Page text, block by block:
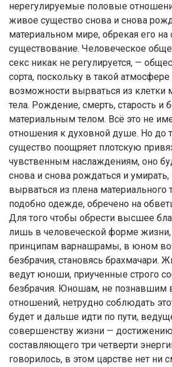
нерегулируемые половые
живое существо снова и снова
материальном мире, обрекая его на
существование. Человеческое
секс никак не регулируется, —
сорта, поскольку в такой
возможности вырваться из клетки
тела. Рождение, смерть, старость и
материальным телом. Всё это не
отношения к духовной душе. Но до
существо поощряет плотскую
чувственным наслаждениям, оно
снова и снова рождаться и умирать,
вырваться из плена материального
подобно одежде, обречено на
Для того чтобы обрести высшее
лишь в человеческой форме
принципам варнашрамы, в юном
безбрачия, становясь брахмачари.
ведут юноши, приученные строго
безбрачия. Юношам, не познавшим
отношений, нетрудно соблюдать
будет и дальше идти по пути,
совершенству жизни — достижению
составляющего три четверти
говорилось, в этом царстве нет ни